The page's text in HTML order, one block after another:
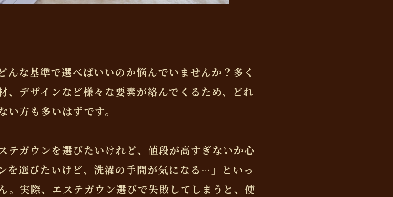
んな基準で選べばいいのか悩んでいませんか？多く
、デザインなど様々な要素が絡んでくるため、どれ
方も多いはずです。
テガウンを選びたいけれど、値段が高すぎないか心
を選びたいけど、洗濯の手間が気になる…」といっ
。実際、エステガウン選びで失敗してしまうと、使